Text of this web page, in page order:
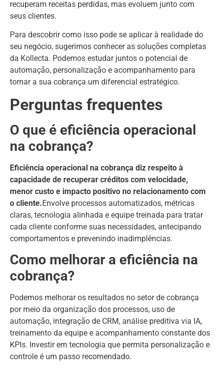
recuperam receitas perdidas, mas evoluem junto com
seus clientes.
Para descobrir como isso pode se aplicar à realidade do
seu negócio, sugerimos conhecer as soluções completas
da Kollecta. Podemos estudar juntos o potencial de
automação, personalização e acompanhamento para
tornar a sua cobrança um diferencial estratégico.
Perguntas frequentes
O que é eficiência operacional
na cobrança?
Eficiência operacional na cobrança diz respeito à
capacidade de recuperar créditos com velocidade,
menor custo e impacto positivo no relacionamento com
o cliente.Envolve processos automatizados, métricas
claras, tecnologia alinhada e equipe treinada para tratar
cada cliente conforme suas necessidades, antecipando
comportamentos e prevenindo inadimplências.
Como melhorar a eficiência na
cobrança?
Podemos melhorar os resultados no setor de cobrança
por meio da organização dos processos, uso de
automação, integração de CRM, análise preditiva via IA,
treinamento da equipe e acompanhamento constante dos
KPIs. Investir em tecnologia que permita personalização e
controle é um passo recomendado.